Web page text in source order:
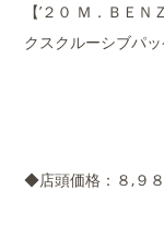
【’２０ Ｍ．ＢＥ
クスクルーシブパ
◆店頭価格：８,９